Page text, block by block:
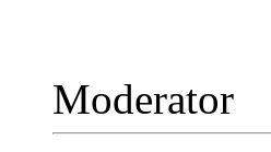
Moderator